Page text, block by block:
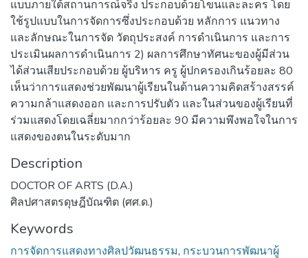
แบบภายใต้สถานการณ์จริง ประกอบด้วยโขนและละคร โดย
ใช้รูปแบบในการจัดการซึ่งประกอบด้วย หลักการ แนวทาง
และลักษณะในการจัด วัตถุประสงค์ การดำเนินการ และการ
ประเมินผลการดำเนินการ 2) ผลการศึกษาทัศนะของผู้มีส่วน
ได้ส่วนเสียประกอบด้วย ผู้บริหาร ครู ผู้ปกครองเกินร้อยละ 80
เห็นว่าการแสดงช่วยพัฒนาผู้เรียนในด้านความคิดสร้างสรรค์
ความกล้าแสดงออก และการปรับตัว และในส่วนของผู้เรียนที่
ร่วมแสดงโดยเฉลี่ยมากกว่าร้อยละ 90 มีความพึงพอใจในการ
แสดงของตนในระดับมาก
Description
DOCTOR OF ARTS (D.A.)
ศิลปศาสตรดุษฎีบัณฑิต (ศศ.ด.)
Keywords
การจัดการแสดงทางศิลปวัฒนธรรม, กระบวนการพัฒนาผู้